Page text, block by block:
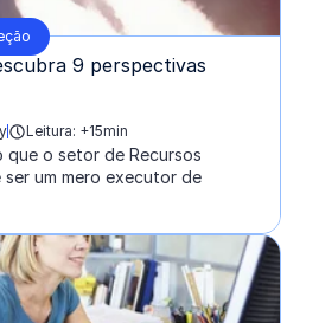
9 perspectivas
Leitura: +15min
o setor de Recursos
um mero executor de